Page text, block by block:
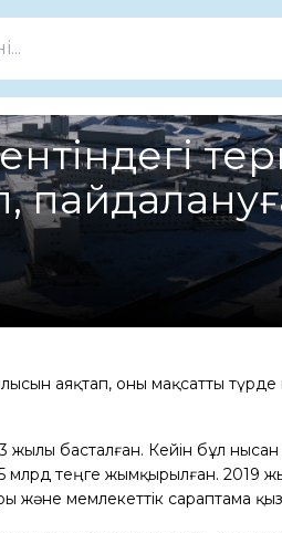
аяқтап, оны мақсатты
басталған. Кейін бұл
млрд теңге жымқырылған. 2019
мемлекеттік сараптама